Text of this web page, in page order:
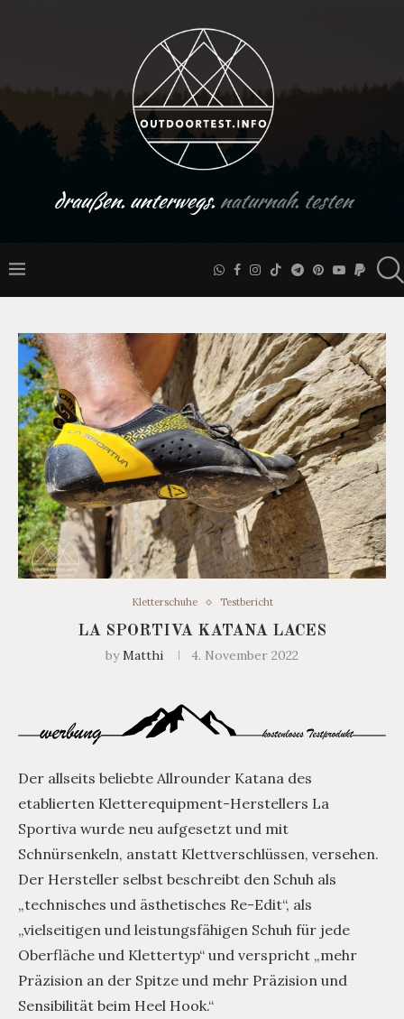
draußen. unterwegs.naturnah. testen
Kletterschuhe Testbericht
LA SPORTIVA KATANA LACES
byMatthi 4. November 2022
Der allseits beliebte Allrounder Katana des
etablierten Kletterequipment-Herstellers La
Sportiva wurde neu aufgesetzt und mit
Schnürsenkeln, anstatt Klettverschlüssen, versehen.
Der Hersteller selbst beschreibt den Schuh als
„technisches und ästhetisches Re-Edit“, als
„vielseitigen und leistungsfähigen Schuh für jede
Oberfläche und Klettertyp“ und verspricht „mehr
Präzision an der Spitze und mehr Präzision und
Sensibilität beim Heel Hook.“